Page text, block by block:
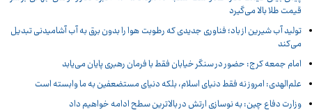
قیمت طلا بالا می‌گیرد
تولید آب شیرین از باد؛ فناوری جدیدی که رطوبت هوا را بدون برق به آب آشامیدنی تبدیل
می‌کند
امام جمعه کرج: حضور در سنگر خیابان فقط با فرمان رهبری پایان می‌یابد
علم‌الهدی: امروز نه فقط دنیای اسلام، بلکه دنیای مستضعفین به ما وابسته است
وزارت دفاع چین: به نوسازی ارتش در بالاترین سطح ادامه خواهیم داد